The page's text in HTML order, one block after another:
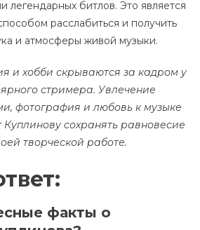
легендарных битлов. Это является
расслабиться и получить
и атмосферы живой музыки.
и хобби скрываются за кадром у
стримера. Увлечение
фотография и любовь к музыке
сохранять равновесие
творческой работе.
факты о